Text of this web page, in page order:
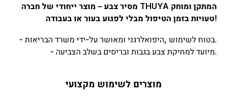
מסיר צבע – מוצר ייחודי של חברה THUYA המתקן ומוחק
טעויות בזמן הטיפול מבלי לפגוע בעור או בעבודה!
- בטוח לשימוש ,היפואלרגני ומאושר על-ידי משרד הבריאות.
- מיועד למחיקת צבע בגבות ובריסים בשלב הצביעה.
מוצרים לשימוש מקצועי